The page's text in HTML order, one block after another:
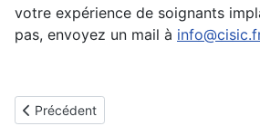
votre expérience de soignants
pas, envoyez un mail à
Article précédent : Les vidéos des
Précédent